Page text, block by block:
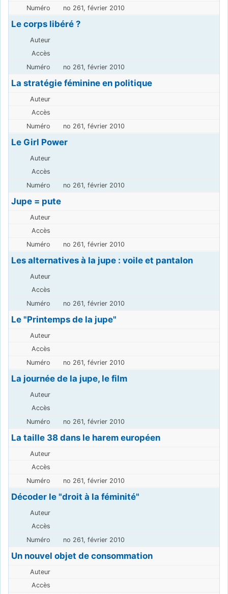
no 261, février 2010
Le corps libéré ?
no 261, février 2010
La stratégie féminine en politique
no 261, février 2010
Le Girl Power
no 261, février 2010
Jupe = pute
no 261, février 2010
Les alternatives à la jupe : voile et pantalon
no 261, février 2010
Le "Printemps de la jupe"
no 261, février 2010
La journée de la jupe, le film
no 261, février 2010
La taille 38 dans le harem européen
no 261, février 2010
Décoder le "droit à la féminité"
no 261, février 2010
Un nouvel objet de consommation